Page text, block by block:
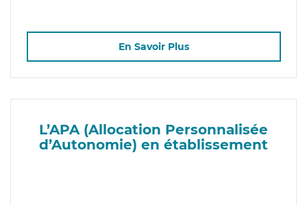
En Savoir Plus
L’APA (Allocation Personnalisée
d’Autonomie) en établissement